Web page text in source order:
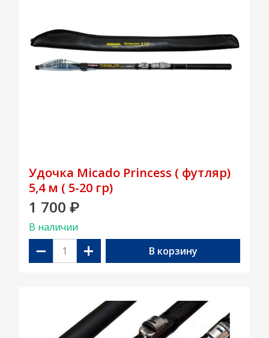
Удочка Micado Princess ( футляр)
5,4 м ( 5-20 гр)
1 700 ₽
В наличии
− + В корзину